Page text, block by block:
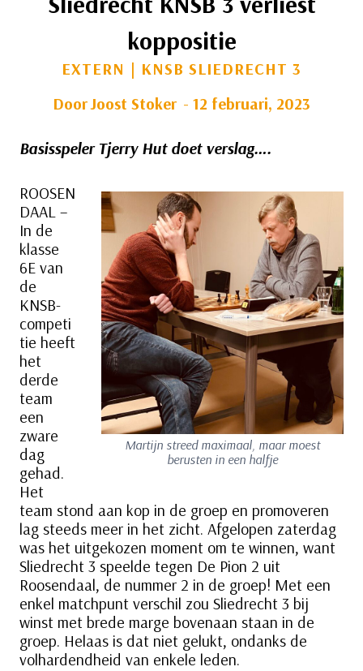
koppositie
EXTERN | KNSB SLIEDRECHT 3
DoorJoost Stoker 12 februari, 2023
Basisspeler Tjerry Hut doet verslag….
Martijn streed maximaal, maar moest
berusten in een halfje
ROOSEN
DAAL –
In de
klasse
6E van
de
KNSB-
competi
tie heeft
het
derde
team
een
zware
dag
gehad.
Het
team stond aan kop in de groep en promoveren
lag steeds meer in het zicht. Afgelopen zaterdag
was het uitgekozen moment om te winnen, want
Sliedrecht 3 speelde tegen De Pion 2 uit
Roosendaal, de nummer 2 in de groep! Met een
enkel matchpunt verschil zou Sliedrecht 3 bij
winst met brede marge bovenaan staan in de
groep. Helaas is dat niet gelukt, ondanks de
volhardendheid van enkele leden.